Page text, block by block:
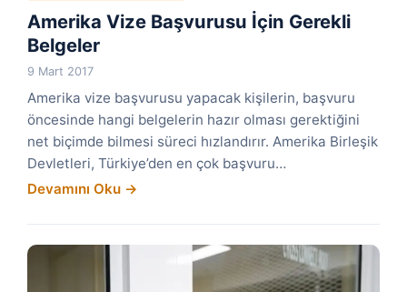
Amerika Vize Başvurusu İçin Gerekli
Belgeler
9 Mart 2017
Amerika vize başvurusu yapacak kişilerin, başvuru
öncesinde hangi belgelerin hazır olması gerektiğini
net biçimde bilmesi süreci hızlandırır. Amerika Birleşik
Devletleri, Türkiye’den en çok başvuru…
Devamını Oku →